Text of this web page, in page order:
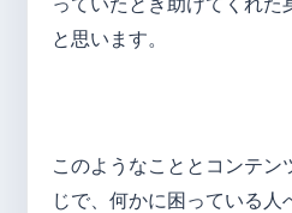
っていたとき助けてくれた
と思います。
このようなこととコンテン
じで、何かに困っている人